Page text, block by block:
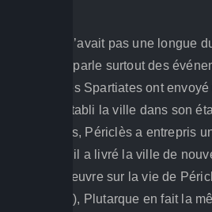
La guerre n’avait pas une longue
(Α 112) qui parle surtout des
selon lui, les Spartiates ont
et ils ont rétabli la ville dans son
événements, Périclès a entrepris
Delphes et il a livré la ville de
Dans son œuvre sur la vie de
Périclès 21), Plutarque en fait la